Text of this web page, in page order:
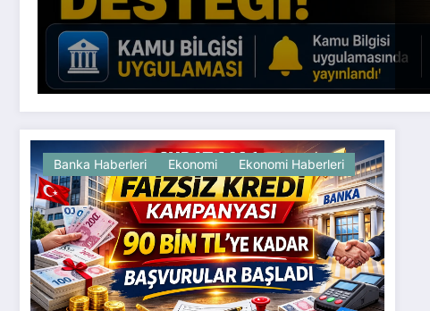
Banka Haberleri Ekonomi Ekonomi Haberleri